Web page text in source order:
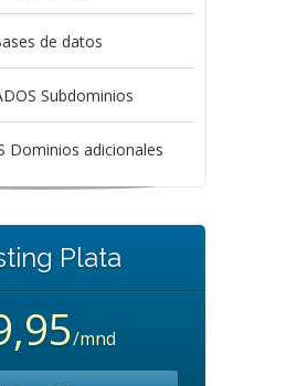
de datos
Subdominios
Dominios adicionales
Plata
/mnd